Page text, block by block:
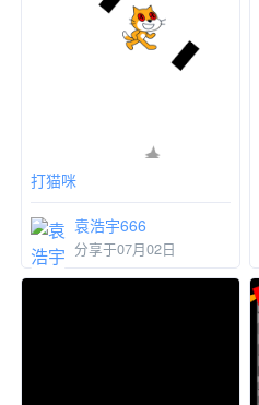
打猫咪
袁浩宇666
分享于07月02日